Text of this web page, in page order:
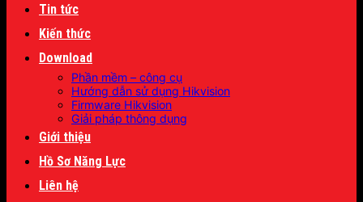
Tin tức
Kiến thức
Download
Phần mềm – công cụ
Hướng dẫn sử dụng Hikvision
Firmware Hikvision
Giải pháp thông dụng
Giới thiệu
Hồ Sơ Năng Lực
Liên hệ